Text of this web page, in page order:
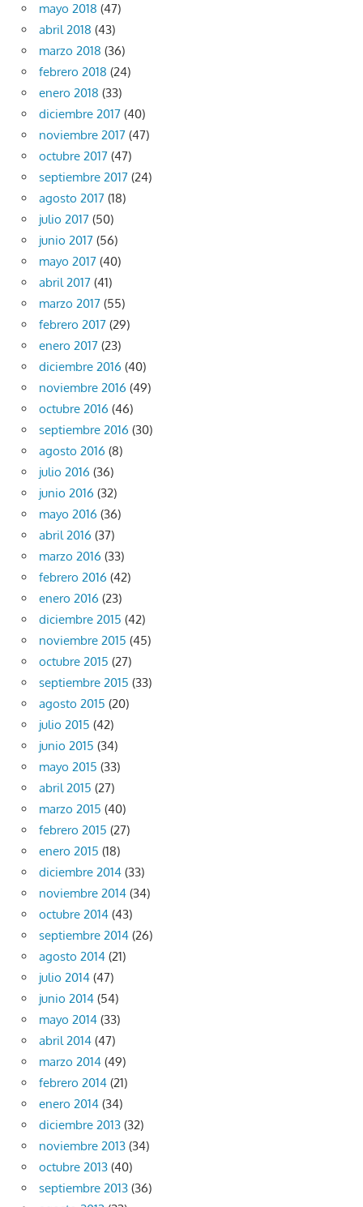
mayo 2018 (47)
abril 2018 (43)
marzo 2018 (36)
febrero 2018 (24)
enero 2018 (33)
diciembre 2017 (40)
noviembre 2017 (47)
octubre 2017 (47)
septiembre 2017 (24)
agosto 2017 (18)
julio 2017 (50)
junio 2017 (56)
mayo 2017 (40)
abril 2017 (41)
marzo 2017 (55)
febrero 2017 (29)
enero 2017 (23)
diciembre 2016 (40)
noviembre 2016 (49)
octubre 2016 (46)
septiembre 2016 (30)
agosto 2016 (8)
julio 2016 (36)
junio 2016 (32)
mayo 2016 (36)
abril 2016 (37)
marzo 2016 (33)
febrero 2016 (42)
enero 2016 (23)
diciembre 2015 (42)
noviembre 2015 (45)
octubre 2015 (27)
septiembre 2015 (33)
agosto 2015 (20)
julio 2015 (42)
junio 2015 (34)
mayo 2015 (33)
abril 2015 (27)
marzo 2015 (40)
febrero 2015 (27)
enero 2015 (18)
diciembre 2014 (33)
noviembre 2014 (34)
octubre 2014 (43)
septiembre 2014 (26)
agosto 2014 (21)
julio 2014 (47)
junio 2014 (54)
mayo 2014 (33)
abril 2014 (47)
marzo 2014 (49)
febrero 2014 (21)
enero 2014 (34)
diciembre 2013 (32)
noviembre 2013 (34)
octubre 2013 (40)
septiembre 2013 (36)